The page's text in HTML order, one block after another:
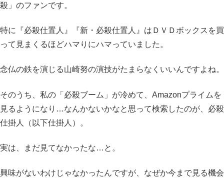
殺」のファンです。
特に『必殺仕置人』『新・必殺仕置人』はＤＶＤボックスを買
って見まくるほどハマりにハマっていました。
念仏の鉄を演じる山崎努の演技がたまらなくいいんですよね。
そのうち、私の「必殺ブーム」が冷めて、Amazonプライムを
見るようになり…なんかないかなと思って検索したのが、必殺
仕掛人（以下仕掛人）。
実は、まだ見てなかったな…と。
興味がないわけじゃなかったんですが、なぜか今まで見る機会